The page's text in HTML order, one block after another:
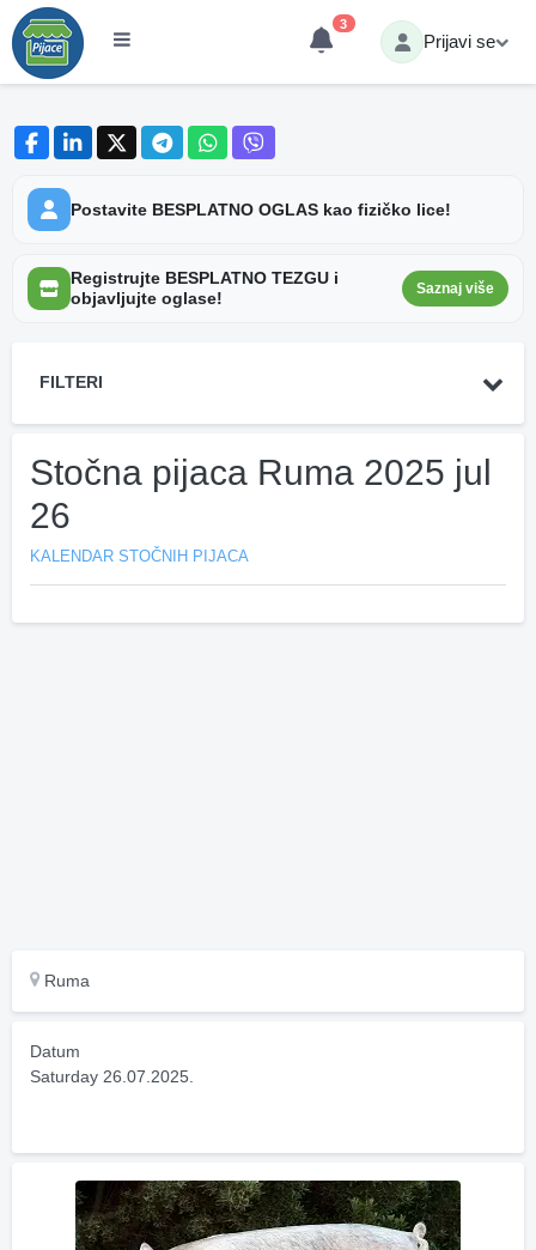
3
Prijavi se
Postavite BESPLATNO OGLAS kao fizičko lice!
Registrujte BESPLATNO TEZGU i
objavljujte oglase!
Saznaj više
FILTERI
Stočna pijaca Ruma 2025 jul
26
KALENDAR STOČNIH PIJACA
Ruma
Datum
Saturday 26.07.2025.